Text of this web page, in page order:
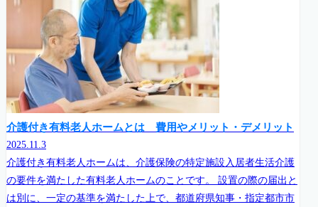
介護付き有料老人ホームとは 費用やメリット・デメリット
2025.11.3
介護付き有料老人ホームは、介護保険の特定施設入居者生活介護
の要件を満たした有料老人ホームのことです。 設置の際の届出と
は別に、一定の基準を満たした上で、都道府県知事・指定都市市